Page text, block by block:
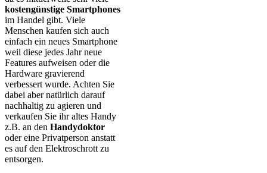
kostengünstige Smartphones
im Handel gibt. Viele
Menschen kaufen sich auch
einfach ein neues Smartphone
weil diese jedes Jahr neue
Features aufweisen oder die
Hardware gravierend
verbessert wurde. Achten Sie
dabei aber natürlich darauf
nachhaltig zu agieren und
verkaufen Sie ihr altes Handy
z.B. an den Handydoktor
oder eine Privatperson anstatt
es auf den Elektroschrott zu
entsorgen.